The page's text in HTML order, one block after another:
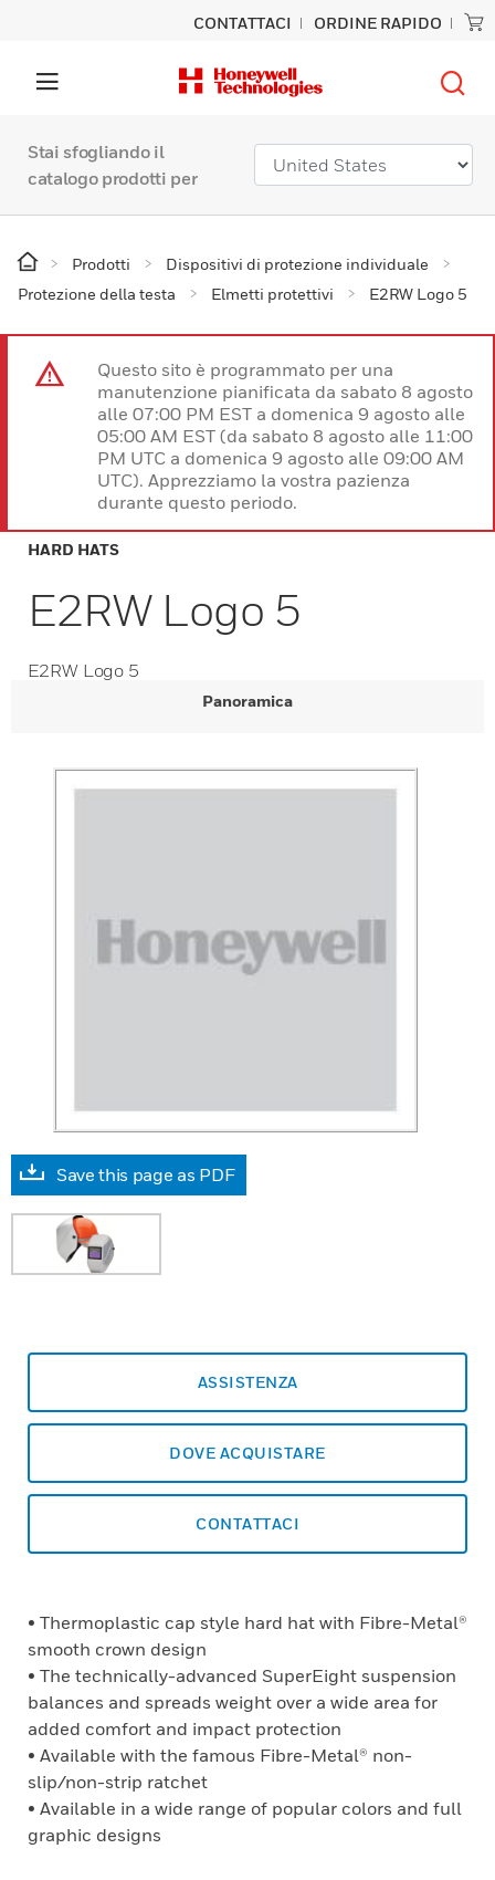
CONTATTACI ORDINE RAPIDO
Stai sfogliando il
catalogo prodotti per
Prodotti
Dispositivi di protezione individuale
Protezione della testa
Elmetti protettivi E2RW Logo 5
Questo sito è programmato per una
manutenzione pianificata da sabato 8 agosto
alle 07:00 PM EST a domenica 9 agosto alle
05:00 AM EST (da sabato 8 agosto alle 11:00
PM UTC a domenica 9 agosto alle 09:00 AM
UTC). Apprezziamo la vostra pazienza
durante questo periodo.
HARD HATS
E2RW Logo 5
E2RW Logo 5
Panoramica
Save this page as PDF
ASSISTENZA
DOVE ACQUISTARE
CONTATTACI
• Thermoplastic cap style hard hat with Fibre-Metal®
smooth crown design
• The technically-advanced SuperEight suspension
balances and spreads weight over a wide area for
added comfort and impact protection
• Available with the famous Fibre-Metal® non-
slip/non-strip ratchet
• Available in a wide range of popular colors and full
graphic designs